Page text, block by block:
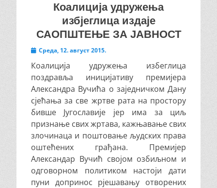
Коалиција удружења
избјеглица издаје
САОПШТЕЊЕ ЗА ЈАВНОСТ
Posted
Cреда, 12. август 2015.
Коалиција удружења избеглица
поздравља иницијативу премијера
Александра Вучића о заједничком Дану
сјећања за све жртве рата на простору
бивше Југославије јер има за циљ
признање свих жртава, кажњавање свих
злочинаца и поштовање људских права
оштећених грађана. Премијер
Александар Вучић својом озбиљном и
одговорном политиком настоји дати
пуни допринос рјешавању отворених